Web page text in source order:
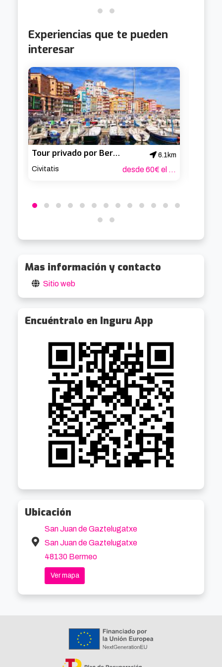
Experiencias que te pueden
interesar
Tour privado por Bermeo
6.1km
Civitatis
desde 60€ el grupo
Mas información y contacto
Sitio web
Encuéntralo en Inguru App
Ubicación
San Juan de Gaztelugatxe
San Juan de Gaztelugatxe
48130 Bermeo
Ver mapa